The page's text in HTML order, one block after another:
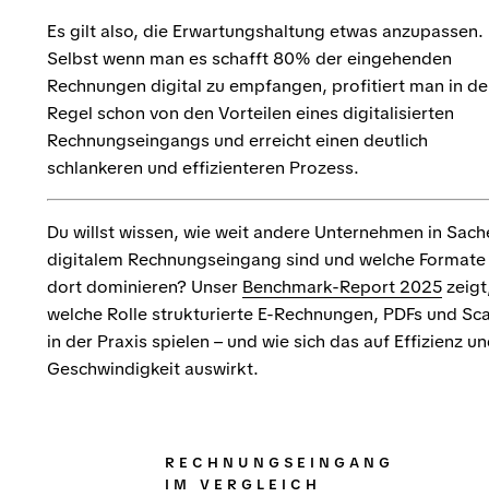
Es gilt also, die Erwartungshaltung etwas anzupassen.
Selbst wenn man es schafft 80% der eingehenden
Rechnungen digital zu empfangen, profitiert man in
Regel schon von den Vorteilen eines digitalisierten
Rechnungseingangs und erreicht einen deutlich
schlankeren und effizienteren Prozess.
Du willst wissen, wie weit andere Unternehmen in
digitalem Rechnungseingang sind und welche Formate
dort dominieren? Unser Benchmark-Report 2025
welche Rolle strukturierte E-Rechnungen, PDFs und
in der Praxis spielen – und wie sich das auf Effizienz
Geschwindigkeit auswirkt.
RECHNUNGSEINGANG
IM VERGLEICH